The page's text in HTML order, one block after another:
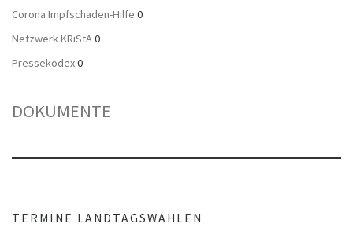
Corona Impfschaden-Hilfe 0
Netzwerk KRiStA0
Pressekodex0
DOKUMENTE
TERMINE LANDTAGSWAHLEN